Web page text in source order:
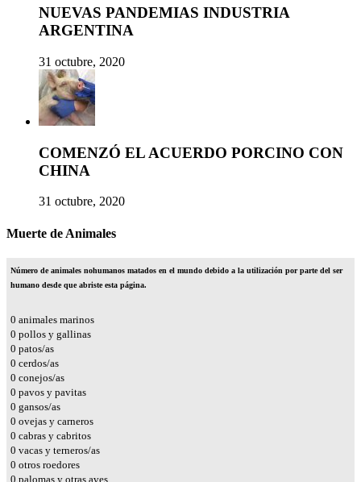
NUEVAS PANDEMIAS INDUSTRIA
ARGENTINA
31 octubre, 2020
COMENZÓ EL ACUERDO PORCINO CON
CHINA
31 octubre, 2020
Muerte de Animales
Número de animales nohumanos matados en el mundo debido a la utilización por parte del ser
humano desde que abriste esta página.
0 animales marinos
0 pollos y gallinas
0 patos/as
0 cerdos/as
0 conejos/as
0 pavos y pavitas
0 gansos/as
0 ovejas y carneros
0 cabras y cabritos
0 vacas y terneros/as
0 otros roedores
0 palomas y otras aves